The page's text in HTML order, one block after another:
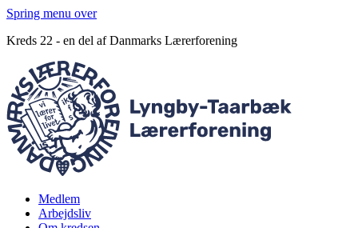
Spring menu over
Kreds 22 - en del af Danmarks Lærerforening
Medlem
Arbejdsliv